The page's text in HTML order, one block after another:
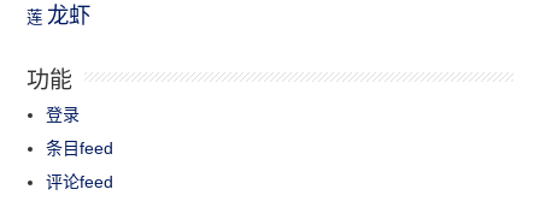
莲 龙虾
功能
登录
条目feed
评论feed